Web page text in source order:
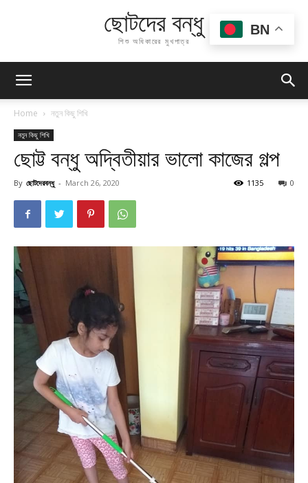
ছোটদের বন্ধু
শিশু অধিকারের মুখপাত্র
Home নতুন কিছু শিখি
নতুন কিছু শিখি
ছোট্ট বন্ধু অদ্বিতীয়ার ভালো কাজের গল্প
By ছোটদেরবন্ধু - March 26, 2020 0
1135
BN